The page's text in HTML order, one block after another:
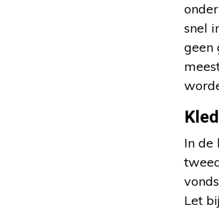
snel
geen
In de
Let